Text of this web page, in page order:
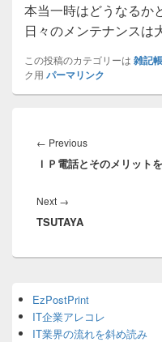
本当一時はどうなるか
日々のメンテナンスは
この投稿のカテゴリーは 雑記帳
ク用 パーマリンク
稿
ナ
ゲ
シ
← PreviousPrevious
post:
ＩＰ電話とそのメリット
Next →
post:
TSUTAYA
Sidebar
Widget
Area
EzPostPrint
IT企業アレコレ
IT業界の流れを斜め読み